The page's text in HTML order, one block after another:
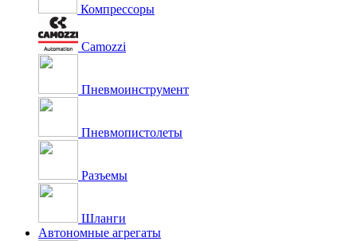
Компрессоры
Camozzi
Пневмоинструмент
Пневмопистолеты
Разъемы
Шланги
Автономные агрегаты